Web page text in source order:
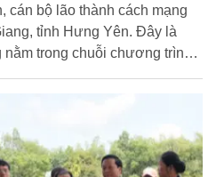
cán bộ lão thành cách mạng
tỉnh Hưng Yên. Đây là
nằm trong chuỗi chương trình